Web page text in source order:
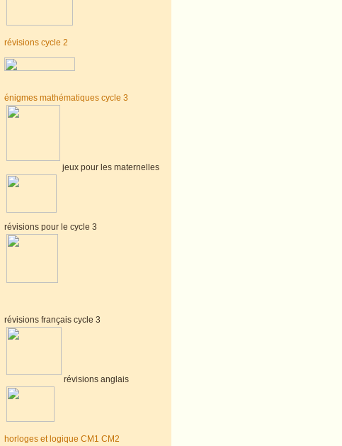
révisions cycle 2
énigmes mathématiques cycle 3
jeux pour les maternelles
révisions pour le cycle 3
révisions français cycle 3
révisions anglais
horloges et logique CM1 CM2